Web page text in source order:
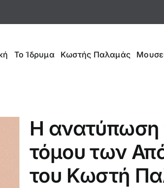
Το Ίδρυμα Κωστής Παλαμάς
Η ανατύπωση
τόμου των
του Κωστή